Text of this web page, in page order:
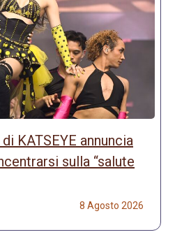
KATSEYE annuncia
sulla “salute
8 Agosto 2026